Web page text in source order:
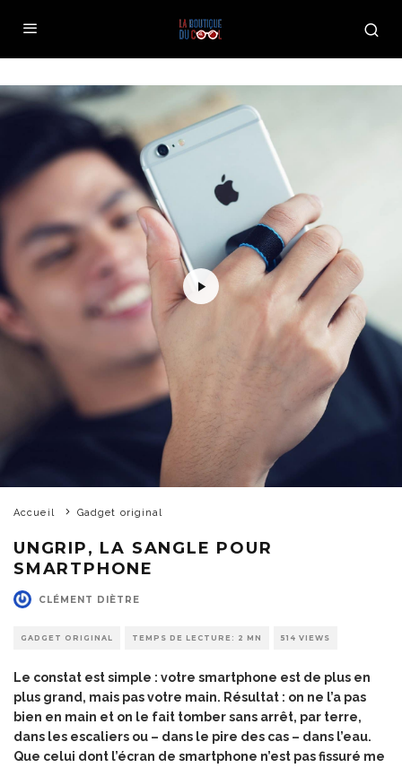
Accueil Gadget original
UNGRIP, LA SANGLE POUR
SMARTPHONE
CLÉMENT DIÈTRE
GADGET ORIGINAL TEMPS DE LECTURE: 2 MN 514 VIEWS
Le constat est simple : votre smartphone est de plus en
plus grand, mais pas votre main. Résultat : on ne l’a pas
bien en main et on le fait tomber sans arrêt, par terre,
dans les escaliers ou – dans le pire des cas – dans l’eau.
Que celui dont l’écran de smartphone n’est pas fissuré me